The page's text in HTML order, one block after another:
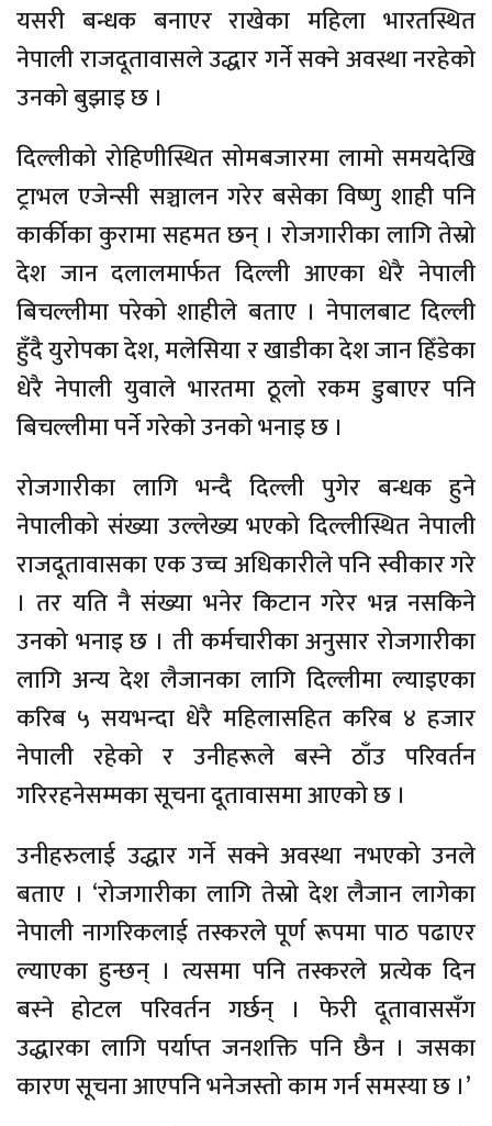
यसरी बन्धक बनाएर राखेका महिला भारतस्थित
नेपाली राजदूतावासले उद्धार गर्ने सक्ने अवस्था नरहेको
उनको बुझाइ छ ।
दिल्लीको रोहिणीस्थित सोमबजारमा लामो समयदेखि
ट्राभल एजेन्सी सञ्चालन गरेर बसेका विष्णु शाही पनि
कार्कीका कुरामा सहमत छन् । रोजगारीका लागि तेस्रो
देश जान दलालमार्फत दिल्ली आएका धेरै नेपाली
बिचल्लीमा परेको शाहीले बताए । नेपालबाट दिल्ली
हुँदै युरोपका देश, मलेसिया र खाडीका देश जान हिँडेका
धेरै नेपाली युवाले भारतमा ठूलो रकम डुबाएर पनि
बिचल्लीमा पर्ने गरेको उनको भनाइ छ ।
रोजगारीका लागि भन्दै दिल्ली पुगेर बन्धक हुने
नेपालीको संख्या उल्लेख्य भएको दिल्लीस्थित नेपाली
राजदूतावासका एक उच्च अधिकारीले पनि स्वीकार गरे
। तर यति नै संख्या भनेर किटान गरेर भन्न नसकिने
उनको भनाइ छ । ती कर्मचारीका अनुसार रोजगारीका
लागि अन्य देश लैजानका लागि दिल्लीमा ल्याइएका
करिब ५ सयभन्दा धेरै महिलासहित करिब ४ हजार
नेपाली रहेको र उनीहरूले बस्ने ठाँउ परिवर्तन
गरिरहनेसम्मका सूचना दूतावासमा आएको छ ।
उनीहरुलाई उद्धार गर्ने सक्ने अवस्था नभएको उनले
बताए । ‘रोजगारीका लागि तेस्रो देश लैजान लागेका
नेपाली नागरिकलाई तस्करले पूर्ण रूपमा पाठ पढाएर
ल्याएका हुन्छन् । त्यसमा पनि तस्करले प्रत्येक दिन
बस्ने होटल परिवर्तन गर्छन् । फेरी दूतावाससँग
उद्धारका लागि पर्याप्त जनशक्ति पनि छैन । जसका
कारण सूचना आएपनि भनेजस्तो काम गर्न समस्या छ ।’